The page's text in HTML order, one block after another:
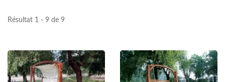
Résultat 1 - 9 de 9